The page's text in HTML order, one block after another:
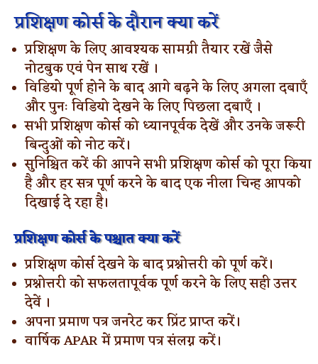
प्रशिक्षण कोर्स के दौरान क्या करें
प्रशिक्षण के लिए आवश्यक सामग्री तैयार रखें जैसे
नोटबुक एवं पेन साथ रखें ।
विडियो पूर्ण होने के बाद आगे बढ़ने के लिए अगला दबाएँ
और पुनः विडियो देखने के लिए पिछला दबाएँ ।
सभी प्रशिक्षण कोर्स को ध्यानपूर्वक देखें और उनके जरूरी
बिन्दुओं को नोट करें।
सुनिश्चित करें की आपने सभी प्रशिक्षण कोर्स को पूरा किया
है और हर सत्र पूर्ण करने के बाद एक नीला चिन्हआपको
दिखाई दे रहा है।
प्रशिक्षण कोर्स के पश्चात क्या करें
प्रशिक्षण कोर्स देखने के बाद प्रश्नोत्तरी को पूर्ण करें।
प्रश्नोत्तरी को सफलतापूर्वक पूर्ण करने के लिए सही उत्तर
देवें ।
अपना प्रमाण पत्र जनरेट कर प्रिंट प्राप्त करें।
वार्षिक APAR में प्रमाण पत्र संलग्न करें।